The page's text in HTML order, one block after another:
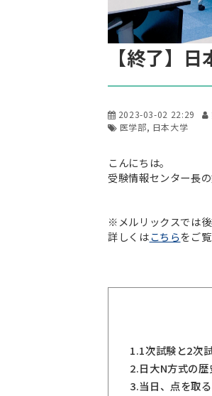
【終了】
2023-03-02 22:29
医学部 日本大学
こんにちは。
受験情報センター長の
※メルリックスでは後
詳しくはこちらをご
1.1次試験と2次
2.日大N方式の歴
3.当日、点を取